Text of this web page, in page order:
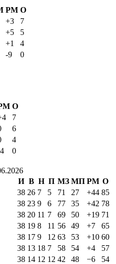
РМ О
+3
7
+5
5
+1
4
-9
0
О
7
6
4
0
И В Н П МЗ МП РМ О
38 26 7 5 71 27 +44 85
38 23 9 6 77 35 +42 78
38 20 11 7 69 50 +19 71
38 19 8 11 56 49 +7
65
38 17 9 12 63 53 +10 60
38 13 18 7 58 54 +4
57
38 14 12 12 42 48 −6
54